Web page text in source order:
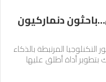
دنماركيون
المرتبطة بالذكاء
بتطوير أداة أطلق عليها